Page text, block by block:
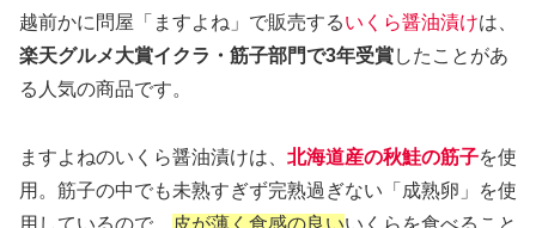
越前かに問屋「ますよね」で販売するいくら醤油漬けは、
楽天グルメ大賞イクラ・筋子部門で3年受賞したことがあ
る人気の商品です。
ますよねのいくら醤油漬けは、 北海道産の秋鮭の筋子を使
用。筋子の中でも未熟すぎず完熟過ぎない「成熟卵」を使
用しているので、
皮が薄く食感の良いいくらを食べること